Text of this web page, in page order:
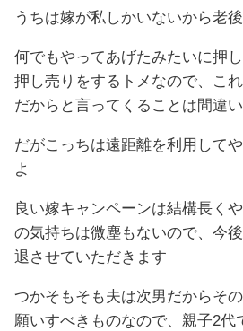
うちは嫁が私しかいないから老
何でもやってあげたみたいに押
押し売りをするトメなので、こ
だからと言ってくることは間違
だがこっちは遠距離を利用して
よ
良い嫁キャンペーンは結構長く
の気持ちは微塵もないので、今
退させていただきます
つかそもそも夫は次男だからそ
願いすべきものなので、親子2代